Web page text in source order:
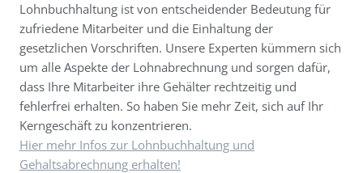
Lohnbuchhaltung ist von entscheidender Bedeutung für
zufriedene Mitarbeiter und die Einhaltung der
gesetzlichen Vorschriften. Unsere Experten kümmern sich
um alle Aspekte der Lohnabrechnung und sorgen dafür,
dass Ihre Mitarbeiter ihre Gehälter rechtzeitig und
fehlerfrei erhalten. So haben Sie mehr Zeit, sich auf Ihr
Kerngeschäft zu konzentrieren.
Hier mehr Infos zur Lohnbuchhaltung und
Gehaltsabrechnung erhalten!